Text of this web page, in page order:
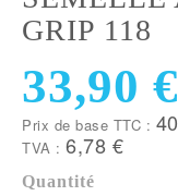
GRIP 118
33,90 €
Prix de base TTC :
TVA : 6,78 €
Quantité